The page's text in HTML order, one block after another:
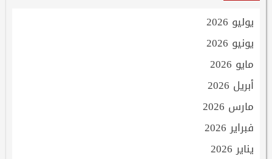
يوليو 2026
يونيو 2026
مايو 2026
أبريل 2026
مارس 2026
فبراير 2026
يناير 2026